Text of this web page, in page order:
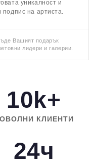
уникалност и
на артиста.
Вашият подарък
лидери и галерии.
10k+
КЛИЕНТИ
24ч